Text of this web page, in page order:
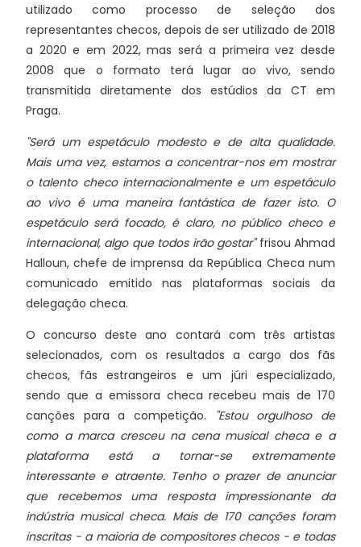
utilizado como processo de seleção dos
representantes checos, depois de ser utilizado de 2018
a 2020 e em 2022, mas será a primeira vez desde
2008 que o formato terá lugar ao vivo, sendo
transmitida diretamente dos estúdios da CT em
Praga.
"Será um espetáculo modesto e de alta qualidade.
Mais uma vez, estamos a concentrar-nos em mostrar
o talento checo internacionalmente e um espetáculo
ao vivo é uma maneira fantástica de fazer isto. O
espetáculo será focado, é claro, no público checo e
internacional, algo que todos irão gostar"frisou Ahmad
Halloun, chefe de imprensa da República Checa num
comunicado emitido nas plataformas sociais da
delegação checa.
O concurso deste ano contará com três artistas
selecionados, com os resultados a cargo dos fãs
checos, fãs estrangeiros e um júri especializado,
sendo que a emissora checa recebeu mais de 170
canções para a competição.
"Estou orgulhoso de
como a marca cresceu na cena musical checa e a
plataforma está a tornar-se extremamente
interessante e atraente. Tenho o prazer de anunciar
que recebemos uma resposta impressionante da
indústria musical checa. Mais de 170 canções foram
inscritas - a maioria de compositores checos - e todas